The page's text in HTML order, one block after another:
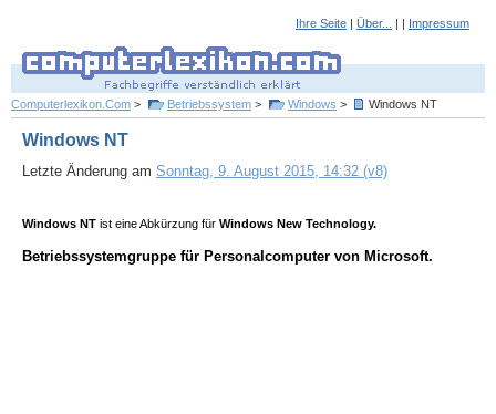
Ihre Seite | Über... | | Impressum
Computerlexikon.Com > Betriebssystem > Windows > Windows NT
Windows NT
Letzte Änderung am Sonntag, 9. August 2015, 14:32 (v8)
Windows NT ist eine Abkürzung für Windows New Technology.
Betriebssystemgruppe für Personalcomputer von Microsoft.